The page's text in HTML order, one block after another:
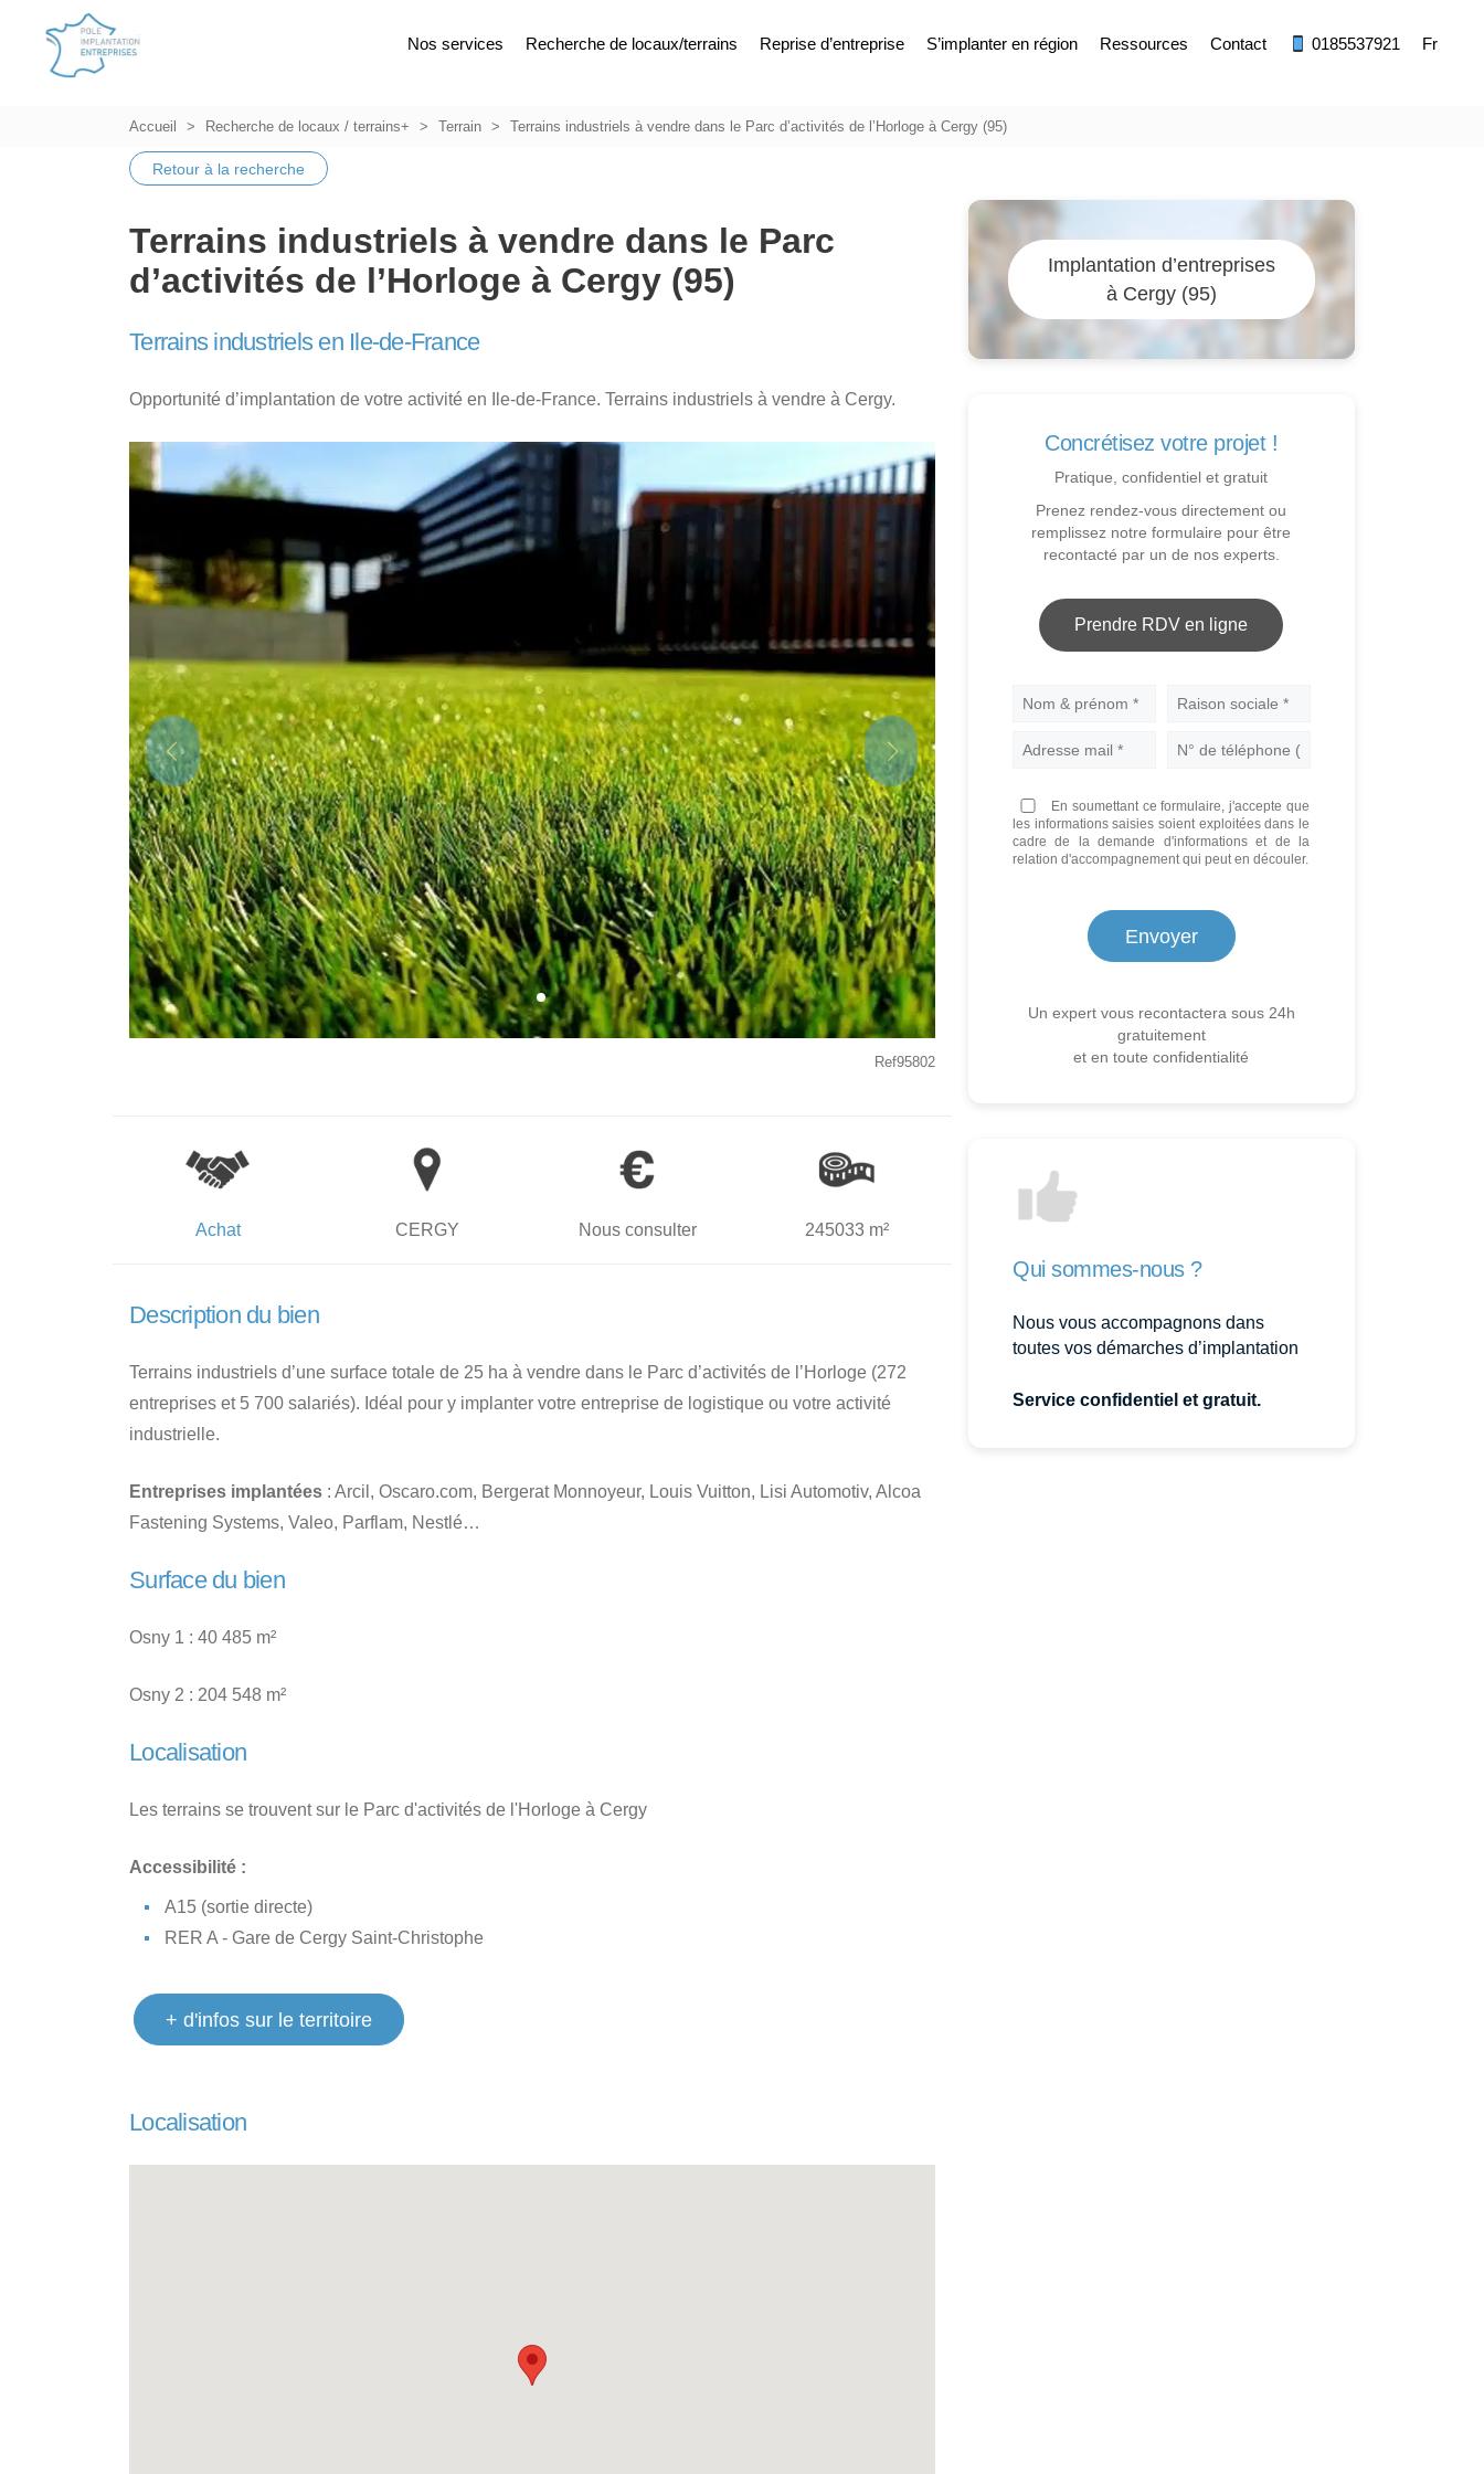
Nos services Recherche de locaux/terrains Reprise d’entreprise S’implanter en région Ressources Contact 0185537921 Fr
Accueil Recherche de locaux / terrains+ Terrain Terrains industriels à vendre dans le Parc d’activités de l’Horloge à Cergy (95)
Retour à la recherche
Terrains industriels à vendre dans le Parc
d’activités de l’Horloge à Cergy (95)
Terrains industriels en Ile-de-France
Opportunité d’implantation de votre activité en Ile-de-France. Terrains industriels à vendre à Cergy.
Ref95802
Achat CERGY Nous consulter 245033 m²
Description du bien
Terrains industriels d’une surface totale de 25 ha à vendre dans le Parc d’activités de l’Horloge (272
entreprises et 5 700 salariés). Idéal pour y implanter votre entreprise de logistique ou votre activité
industrielle.
Entreprises implantées : Arcil, Oscaro.com, Bergerat Monnoyeur, Louis Vuitton, Lisi Automotiv, Alcoa
Fastening Systems, Valeo, Parflam, Nestlé…
Surface du bien
Osny 1 : 40 485 m²
Osny 2 : 204 548 m²
Localisation
Les terrains se trouvent sur le Parc d'activités de l'Horloge à Cergy
Accessibilité :
A15 (sortie directe)
RER A - Gare de Cergy Saint-Christophe
+ d'infos sur le territoire
Localisation
Implantation d’entreprises
à Cergy (95)
Concrétisez votre projet !
Pratique, confidentiel et gratuit
Prenez rendez-vous directement ou
remplissez notre formulaire pour être
recontacté par un de nos experts.
Prendre RDV en ligne
Nom
En soumettant ce formulaire, j'accepte que
les informations saisies soient exploitées dans le
cadre de la demande d'informations et de la
relation d'accompagnement qui peut en découler.
Un expert vous recontactera sous 24h
gratuitement
et en toute confidentialité
Qui sommes-nous ?
Nous vous accompagnons dans
toutes vos démarches d’implantation
Service confidentiel et gratuit.